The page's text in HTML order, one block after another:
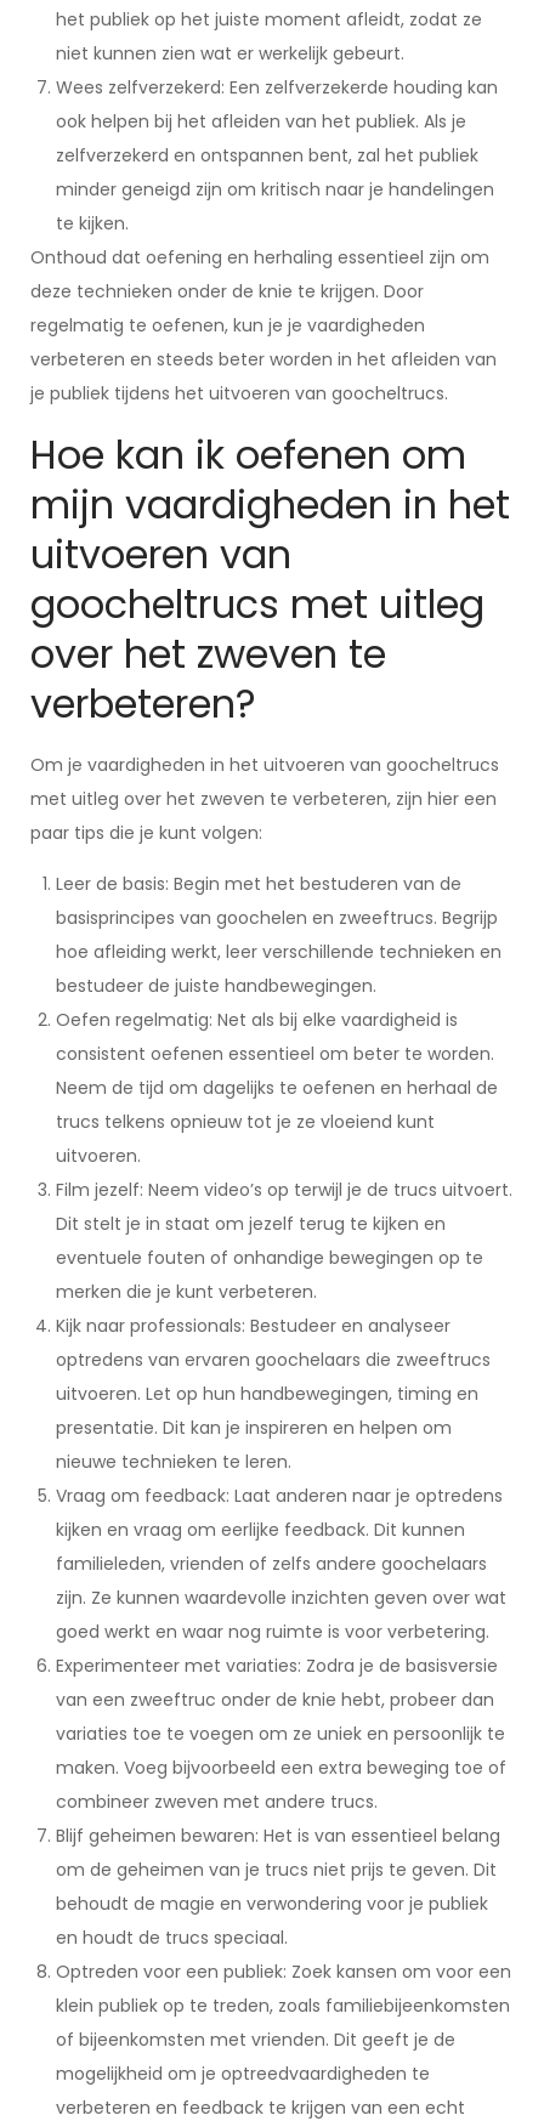
het publiek op het juiste moment afleidt, zodat ze
niet kunnen zien wat er werkelijk gebeurt.
Wees zelfverzekerd: Een zelfverzekerde houding kan
ook helpen bij het afleiden van het publiek. Als je
zelfverzekerd en ontspannen bent, zal het publiek
minder geneigd zijn om kritisch naar je handelingen
te kijken.
Onthoud dat oefening en herhaling essentieel zijn om
deze technieken onder de knie te krijgen. Door
regelmatig te oefenen, kun je je vaardigheden
verbeteren en steeds beter worden in het afleiden van
je publiek tijdens het uitvoeren van goocheltrucs.
Hoe kan ik oefenen om
mijn vaardigheden in het
uitvoeren van
goocheltrucs met uitleg
over het zweven te
verbeteren?
Om je vaardigheden in het uitvoeren van goocheltrucs
met uitleg over het zweven te verbeteren, zijn hier een
paar tips die je kunt volgen:
Leer de basis: Begin met het bestuderen van de
basisprincipes van goochelen en zweeftrucs. Begrijp
hoe afleiding werkt, leer verschillende technieken en
bestudeer de juiste handbewegingen.
Oefen regelmatig: Net als bij elke vaardigheid is
consistent oefenen essentieel om beter te worden.
Neem de tijd om dagelijks te oefenen en herhaal de
trucs telkens opnieuw tot je ze vloeiend kunt
uitvoeren.
Film jezelf: Neem video’s op terwijl je de trucs uitvoert.
Dit stelt je in staat om jezelf terug te kijken en
eventuele fouten of onhandige bewegingen op te
merken die je kunt verbeteren.
Kijk naar professionals: Bestudeer en analyseer
optredens van ervaren goochelaars die zweeftrucs
uitvoeren. Let op hun handbewegingen, timing en
presentatie. Dit kan je inspireren en helpen om
nieuwe technieken te leren.
Vraag om feedback: Laat anderen naar je optredens
kijken en vraag om eerlijke feedback. Dit kunnen
familieleden, vrienden of zelfs andere goochelaars
zijn. Ze kunnen waardevolle inzichten geven over wat
goed werkt en waar nog ruimte is voor verbetering.
Experimenteer met variaties: Zodra je de basisversie
van een zweeftruc onder de knie hebt, probeer dan
variaties toe te voegen om ze uniek en persoonlijk te
maken. Voeg bijvoorbeeld een extra beweging toe of
combineer zweven met andere trucs.
Blijf geheimen bewaren: Het is van essentieel belang
om de geheimen van je trucs niet prijs te geven. Dit
behoudt de magie en verwondering voor je publiek
en houdt de trucs speciaal.
Optreden voor een publiek: Zoek kansen om voor een
klein publiek op te treden, zoals familiebijeenkomsten
of bijeenkomsten met vrienden. Dit geeft je de
mogelijkheid om je optreedvaardigheden te
verbeteren en feedback te krijgen van een echt